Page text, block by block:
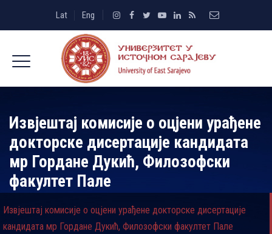
Lat Eng
Извјештај комисије о оцјени урађене
докторске дисертације кандидата
мр Гордане Дукић, Филозофски
факултет Пале
Извјештај комисије о оцјени урађене докторске дисертације
кандидата мр Гордане Дукић, Филозофски факултет Пале